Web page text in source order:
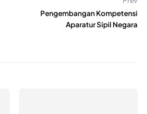
Pengembangan Kompetensi
Aparatur Sipil Negara